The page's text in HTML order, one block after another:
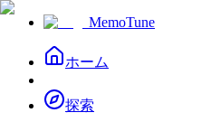
MemoTune
ホーム
探索